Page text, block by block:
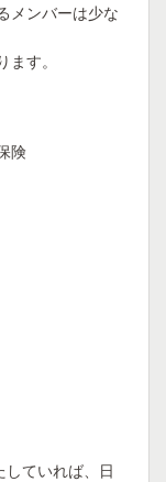
メンバーは少な
す。
険
していれば、日